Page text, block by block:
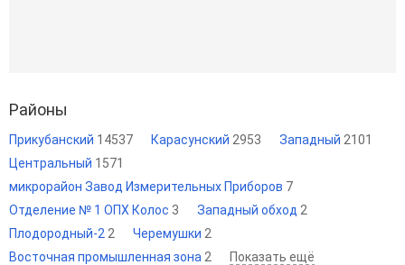
Районы
Прикубанский 14537 Карасунский 2953 Западный 2101
Центральный 1571
микрорайон Завод Измерительных Приборов 7
Отделение № 1 ОПХ Колос 3 Западный обход 2
Плодородный-2 2 Черемушки 2
Восточная промышленная зона 2 Показать ещё